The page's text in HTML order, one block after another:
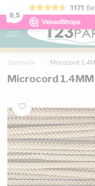
9,5
1171
Kostenlose Lieferung
MENU
Startseite Microcord
Microcord